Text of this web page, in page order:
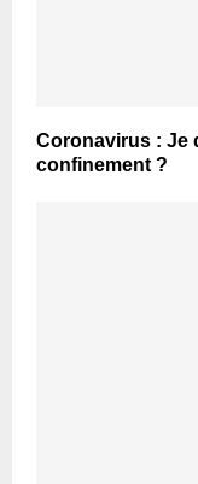
Coronavirus : Je
confinement ?